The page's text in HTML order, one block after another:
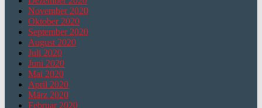
November 2020
Oktober 2020
September 2020
August 2020
Juli 2020
Juni 2020
Mai 2020
April 2020
März 2020
Februar 2020